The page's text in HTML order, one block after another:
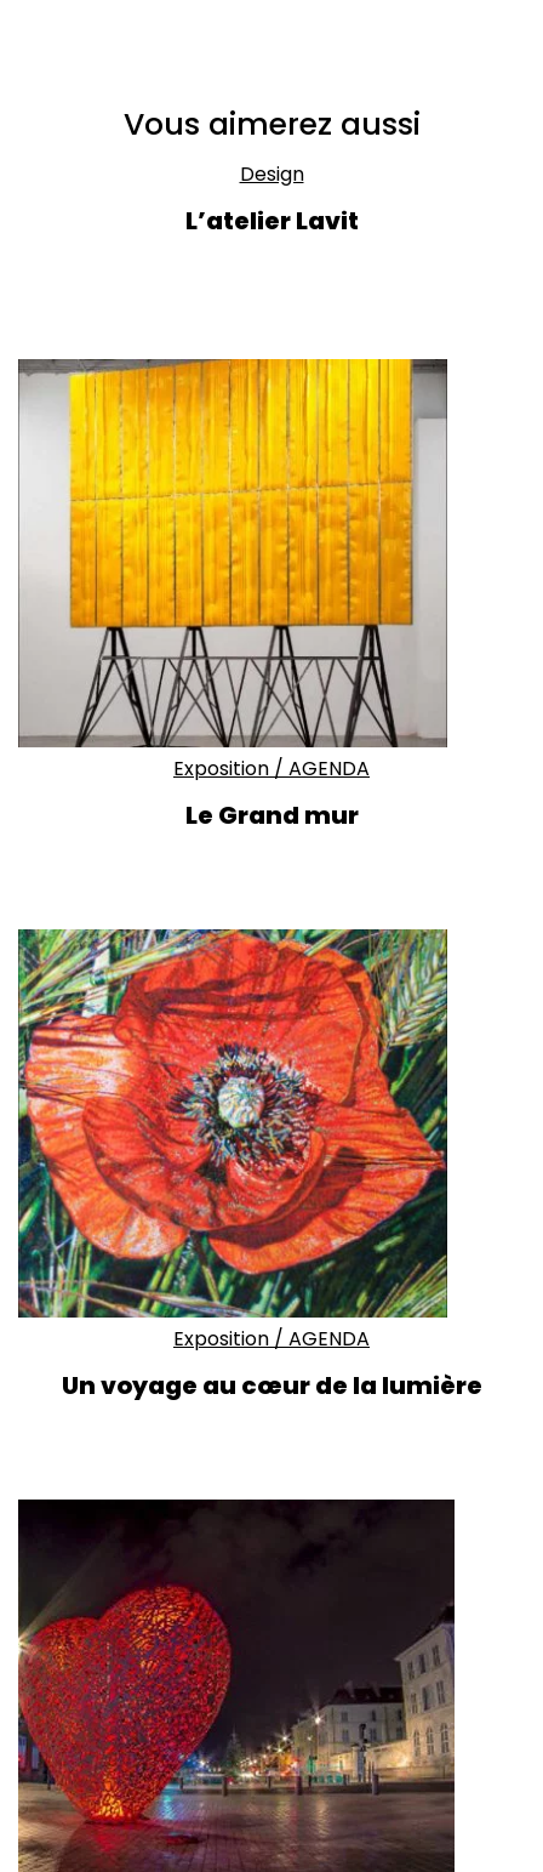
Vous aimerez aussi
Design
L’atelier Lavit
Exposition / AGENDA
Le Grand mur
Exposition / AGENDA
Un voyage au cœur de la lumière